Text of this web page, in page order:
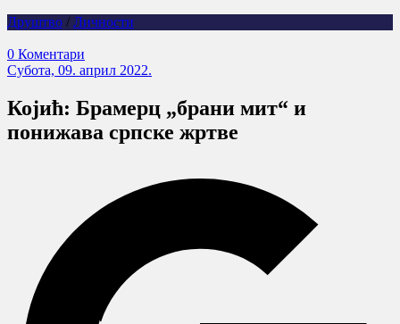
Друштво / Личности
0 Коментари
Субота, 09. април 2022.
Којић: Брамерц „брани мит“ и
понижава српске жртве